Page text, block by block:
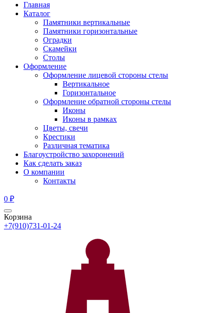
Главная
Каталог
Памятники вертикальные
Памятники горизонтальные
Оградки
Скамейки
Столы
Оформление
Оформление лицевой стороны стелы
Вертикальное
Горизонтальное
Оформление обратной стороны стелы
Иконы
Иконы в рамках
Цветы, свечи
Крестики
Различная тематика
Благоустройство захоронений
Как сделать заказ
О компании
Контакты
0 ₽
Корзина
+7(910)731-01-24